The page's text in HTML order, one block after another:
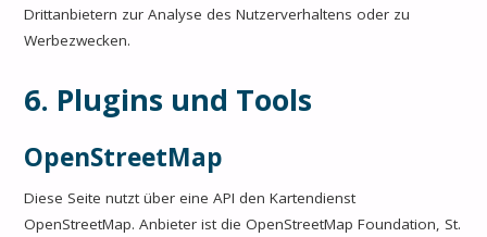
Drittanbietern zur Analyse des Nutzerverhaltens oder zu
Werbezwecken.
6. Plugins und Tools
OpenStreetMap
Diese Seite nutzt über eine API den Kartendienst
OpenStreetMap. Anbieter ist die OpenStreetMap Foundation, St.